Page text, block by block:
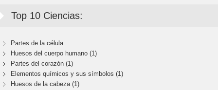
Top 10 Ciencias:
Partes de la célula
Huesos del cuerpo humano (1)
Partes del corazón (1)
Elementos químicos y sus símbolos (1)
Huesos de la cabeza (1)